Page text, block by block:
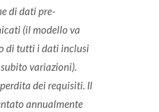
di dati pre-
(il modello va
di tutti i dati inclusi
variazioni).
dei requisiti. Il
annualmente